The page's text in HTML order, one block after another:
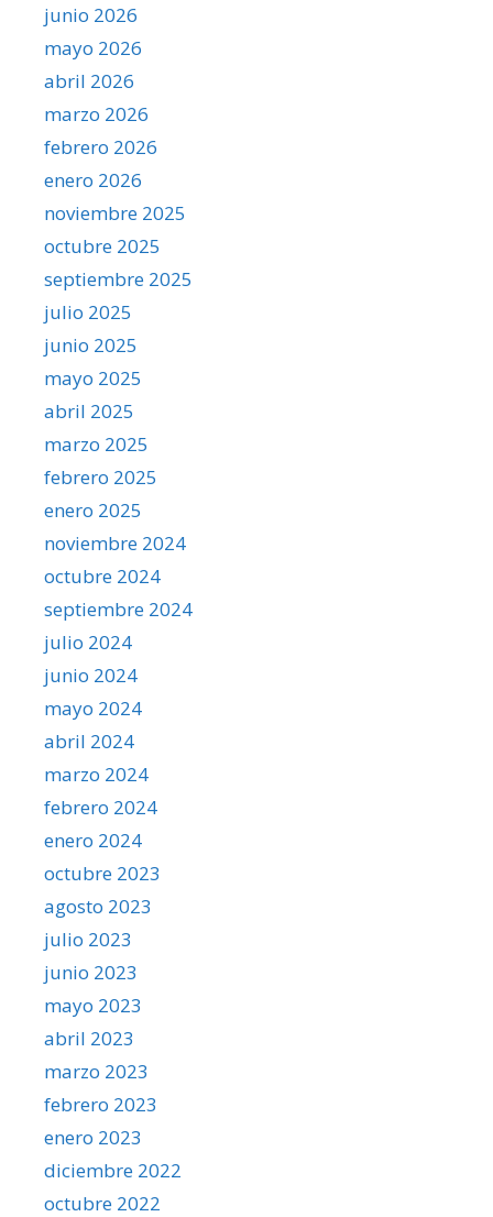
junio 2026
mayo 2026
abril 2026
marzo 2026
febrero 2026
enero 2026
noviembre 2025
octubre 2025
septiembre 2025
julio 2025
junio 2025
mayo 2025
abril 2025
marzo 2025
febrero 2025
enero 2025
noviembre 2024
octubre 2024
septiembre 2024
julio 2024
junio 2024
mayo 2024
abril 2024
marzo 2024
febrero 2024
enero 2024
octubre 2023
agosto 2023
julio 2023
junio 2023
mayo 2023
abril 2023
marzo 2023
febrero 2023
enero 2023
diciembre 2022
octubre 2022